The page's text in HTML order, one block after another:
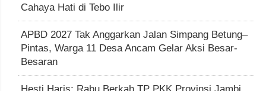
Cahaya Hati di Tebo Ilir
APBD 2027 Tak Anggarkan Jalan Simpang Betung–
Pintas, Warga 11 Desa Ancam Gelar Aksi Besar-
Besaran